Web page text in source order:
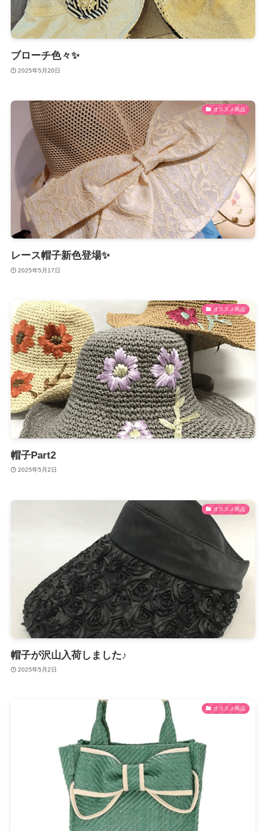
ブローチ色々✨
2025年5月20日
オススメ商品
レース帽子新色登場✨
2025年5月17日
オススメ商品
帽子Part2
2025年5月2日
オススメ商品
帽子が沢山入荷しました♪
2025年5月2日
オススメ商品